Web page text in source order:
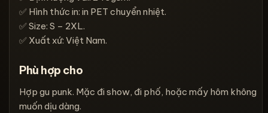
✅ Hình thức in: in PET chuyển nhiệt.
✅ Size: S – 2XL.
✅ Xuất xứ: Việt Nam.
Phù hợp cho
Hợp gu punk. Mặc đi show, đi phố, hoặc mấy hôm không
muốn dịu dàng.